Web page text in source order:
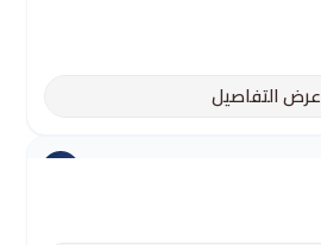
عرض التفاصيل